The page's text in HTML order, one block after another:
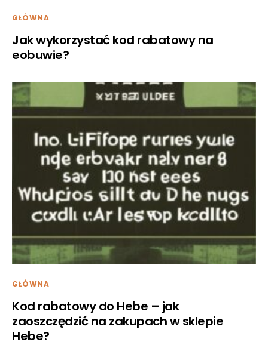
GŁÓWNA
Jak wykorzystać kod rabatowy na
eobuwie?
GŁÓWNA
Kod rabatowy do Hebe – jak
zaoszczędzić na zakupach w sklepie
Hebe?